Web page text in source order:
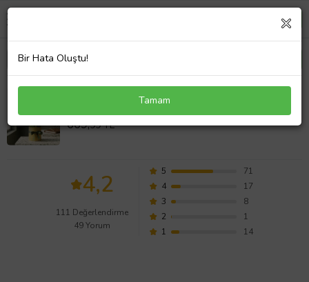
Sarı Polimer Saksıda Chamdora Elegans
Değerlendirmeleri
669,99 TL
4,2
111 Değerlendirme
49 Yorum
5
71
4
17
3
8
2
1
1
14
Bir Hata Oluştu!
Tamam